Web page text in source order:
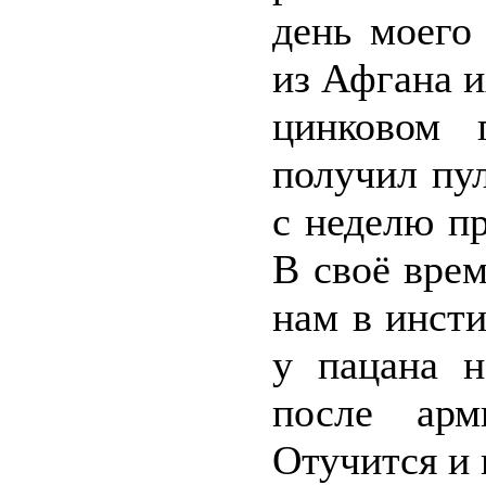
день
из Афгана
получил
с неделю
В своё
нам в
у пацана
после
Отучится и